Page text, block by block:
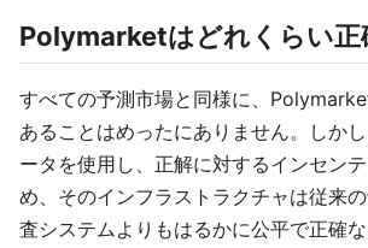
Polymarketはどれくらい正
すべての予測市場と同様に、
あることはめったにありません。しか
ータを使用し、正解に対するインセン
め、そのインフラストラクチャは従来
査システムよりもはるかに公平で正確